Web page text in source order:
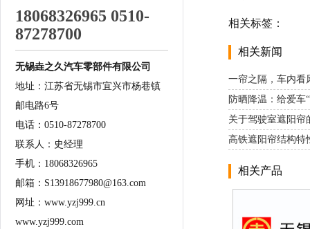
18068326965 0510-
87278700
无锡垚之久汽车零部件有限公司
地址：江苏省无锡市宜兴市杨巷镇
邮电路6号
电话：0510-87278700
联系人：史经理
手机：18068326965
邮箱：S13918677980@163.com
网址：www.yzj999.cn
www.yzj999.com
相关标签：
相关新闻
一帘之隔，车内看
防晒降温：给爱车
关于驾驶室遮阳帘
高铁遮阳帘结构特
相关产品